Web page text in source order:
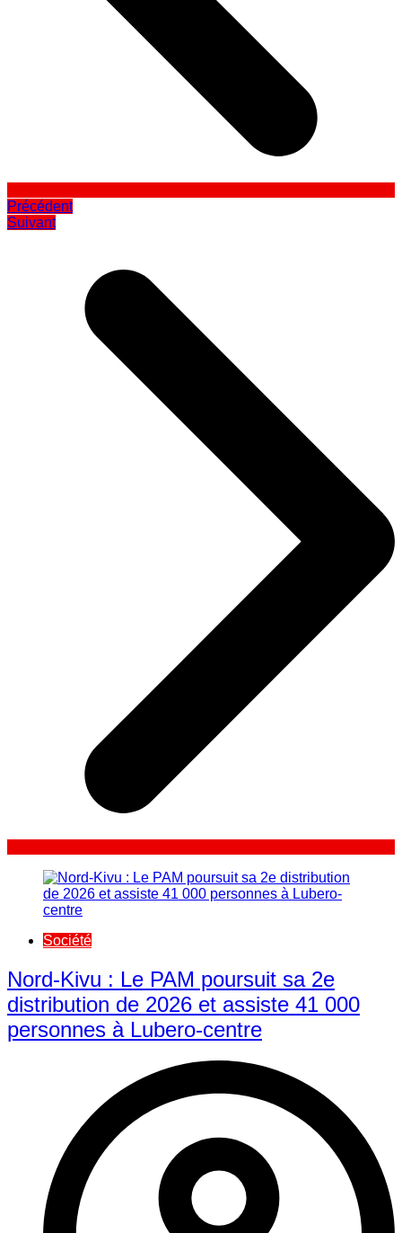
Précédent
Suivant
Société
Nord-Kivu : Le PAM poursuit sa 2e
distribution de 2026 et assiste 41 000
personnes à Lubero-centre